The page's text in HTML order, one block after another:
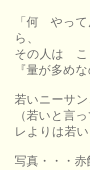
「何 やっ
ら、
その人は こ
『量が多め
若いニーサ
（若いと
レよりは若
写真・・・